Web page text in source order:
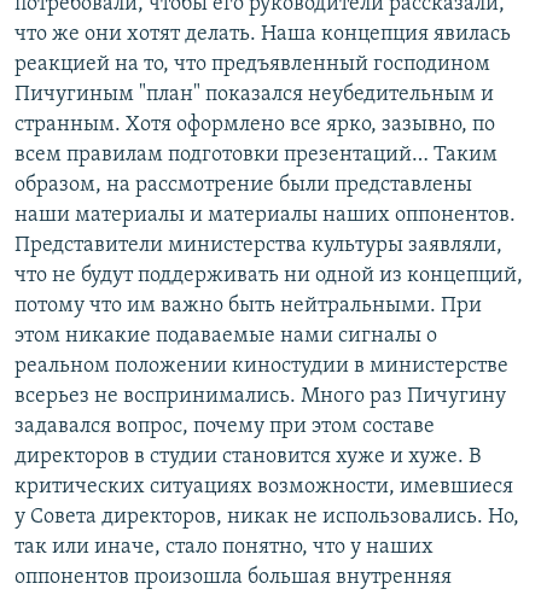
потребовали, чтобы его руководители рассказали,
что же они хотят делать. Наша концепция явилась
реакцией на то, что предъявленный господином
Пичугиным "план" показался неубедительным и
странным. Хотя оформлено все ярко, зазывно, по
всем правилам подготовки презентаций… Таким
образом, на рассмотрение были представлены
наши материалы и материалы наших оппонентов.
Представители министерства культуры заявляли,
что не будут поддерживать ни одной из концепций,
потому что им важно быть нейтральными. При
этом никакие подаваемые нами сигналы о
реальном положении киностудии в министерстве
всерьез не воспринимались. Много раз Пичугину
задавался вопрос, почему при этом составе
директоров в студии становится хуже и хуже. В
критических ситуациях возможности, имевшиеся
у Совета директоров, никак не использовались. Но,
так или иначе, стало понятно, что у наших
оппонентов произошла большая внутренняя